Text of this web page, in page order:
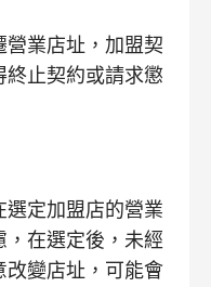
業店址，加盟契
終止契約或請求懲
定加盟店的營業
在選定後，未經
改變店址，可能會